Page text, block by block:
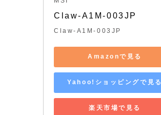
Claw-A1M-003JP
Claw-A1M-003JP
Amazonで見る
Yahoo!ショッピングで見る
楽天市場で見る